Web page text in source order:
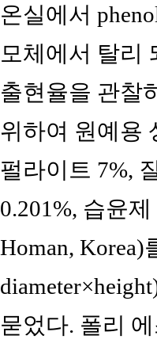
온실에서
모체에서 탈리
출현율을 관찰
위하여 원예용
펄라이트 7%,
0.201%, 습윤
Homan,
묻었다. 폴리